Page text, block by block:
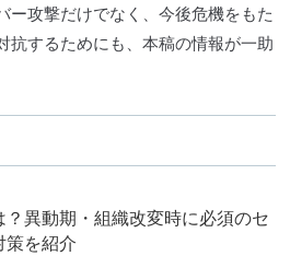
ー攻撃だけでなく、今後危機をもた
抗するためにも、本稿の情報が一助
？異動期・組織改変時に必須のセ
策を紹介